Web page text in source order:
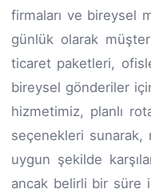
firmaları ve bireysel
günlük olarak
ticaret paketleri,
bireysel gönderiler
hizmetimiz, planlı
seçenekleri sunarak,
uygun şekilde
ancak belirli bir süre